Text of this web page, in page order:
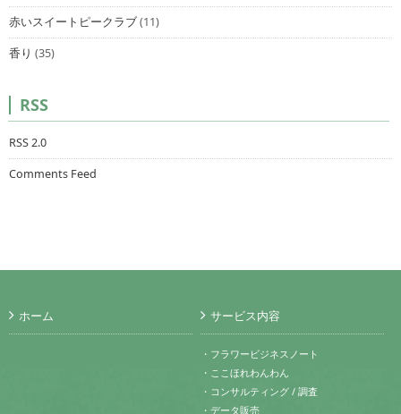
赤いスイートピークラブ(11)
香り (35)
RSS
RSS 2.0
Comments Feed
ホーム サービス内容
・フラワービジネスノート
・ここほれわんわん
・コンサルティング / 調査
・データ販売